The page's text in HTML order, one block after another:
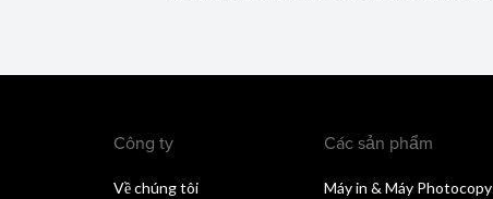
Công ty
Về chúng tôi
Các sản phẩm
Máy in & Máy Photocopy